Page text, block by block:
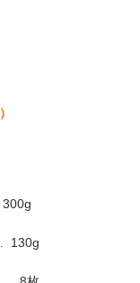
130g